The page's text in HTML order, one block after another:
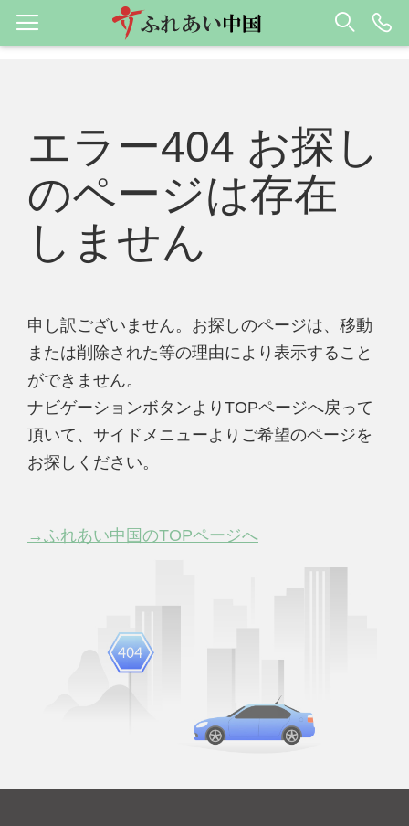
エラー404 お探し
のページは存在
しません
申し訳ございません。お探しのページは、移動
または削除された等の理由により表示すること
ができません。
ナビゲーションボタンよりTOPページへ戻って
頂いて、サイドメニューよりご希望のページを
お探しください。
→ふれあい中国のTOPページへ